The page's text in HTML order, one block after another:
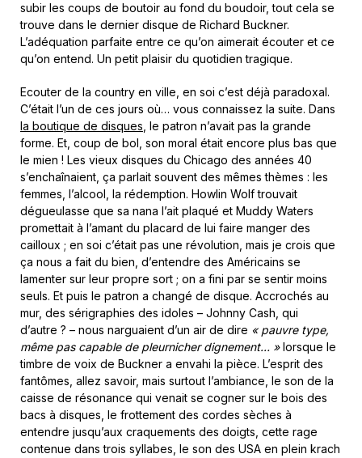
subir les coups de boutoir au fond du boudoir, tout cela se
trouve dans le dernier disque de Richard Buckner.
L’adéquation parfaite entre ce qu’on aimerait écouter et ce
qu’on entend. Un petit plaisir du quotidien tragique.
Ecouter de la country en ville, en soi c’est déjà paradoxal.
C’était l’un de ces jours où… vous connaissez la suite. Dans
la boutique de disques , le patron n’avait pas la grande
forme. Et, coup de bol, son moral était encore plus bas que
le mien ! Les vieux disques du Chicago des années 40
s’enchaînaient, ça parlait souvent des mêmes thèmes : les
femmes, l’alcool, la rédemption. Howlin Wolf trouvait
dégueulasse que sa nana l’ait plaqué et Muddy Waters
promettait à l’amant du placard de lui faire manger des
cailloux ; en soi c’était pas une révolution, mais je crois que
ça nous a fait du bien, d’entendre des Américains se
lamenter sur leur propre sort ; on a fini par se sentir moins
seuls. Et puis le patron a changé de disque. Accrochés au
mur, des sérigraphies des idoles – Johnny Cash, qui
d’autre ? – nous narguaient d’un air de dire « pauvre type,
même pas capable de pleurnicher dignement… »lorsque le
timbre de voix de Buckner a envahi la pièce. L’esprit des
fantômes, allez savoir, mais surtout l’ambiance, le son de la
caisse de résonance qui venait se cogner sur le bois des
bacs à disques, le frottement des cordes sèches à
entendre jusqu’aux craquements des doigts, cette rage
contenue dans trois syllabes, le son des USA en plein krach